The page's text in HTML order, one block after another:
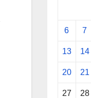
6 7
13 14
20 21
27 28